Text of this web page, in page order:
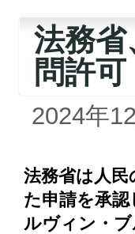
法務
問許可
2024年
法務省は人
た申請を承
ルヴィン・